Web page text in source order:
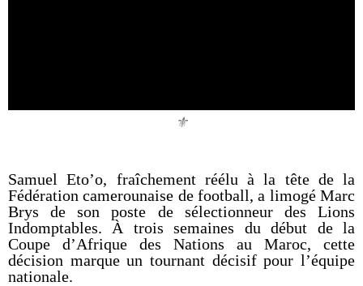
⚜️
Samuel Eto’o, fraîchement réélu à la tête de la
Fédération camerounaise de football, a limogé Marc
Brys de son poste de sélectionneur des Lions
Indomptables. À trois semaines du début de la
Coupe d’Afrique des Nations au Maroc, cette
décision marque un tournant décisif pour l’équipe
nationale.